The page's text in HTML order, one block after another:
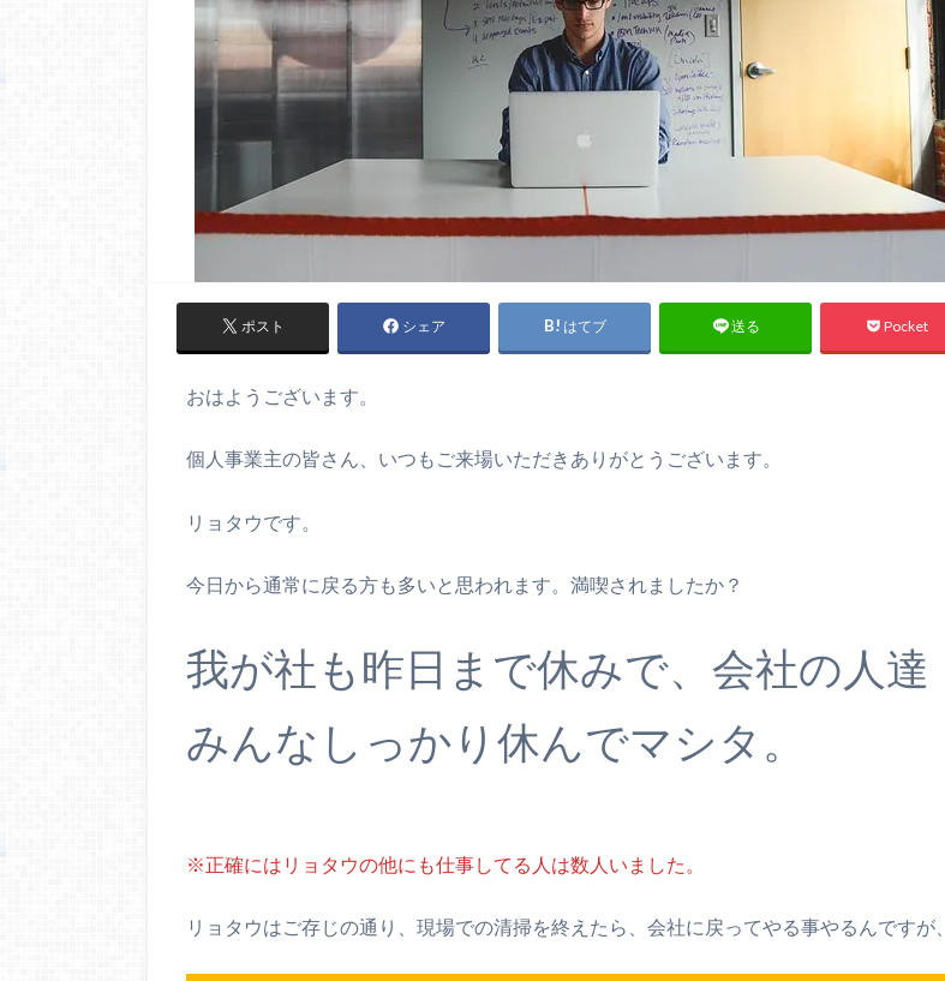
ポスト シェア はてブ 送る Pocket
おはようございます。
個人事業主の皆さん、いつもご来場いただきありがとうございます。
リョタウです。
今日から通常に戻る方も多いと思われます。満喫されましたか？
我が社も昨日まで休みで、会社の人達
みんなしっかり休んでマシタ。
※正確にはリョタウの他にも仕事してる人は数人いました。
リョタウはご存じの通り、現場での清掃を終えたら、会社に戻ってやる事やるんですが、